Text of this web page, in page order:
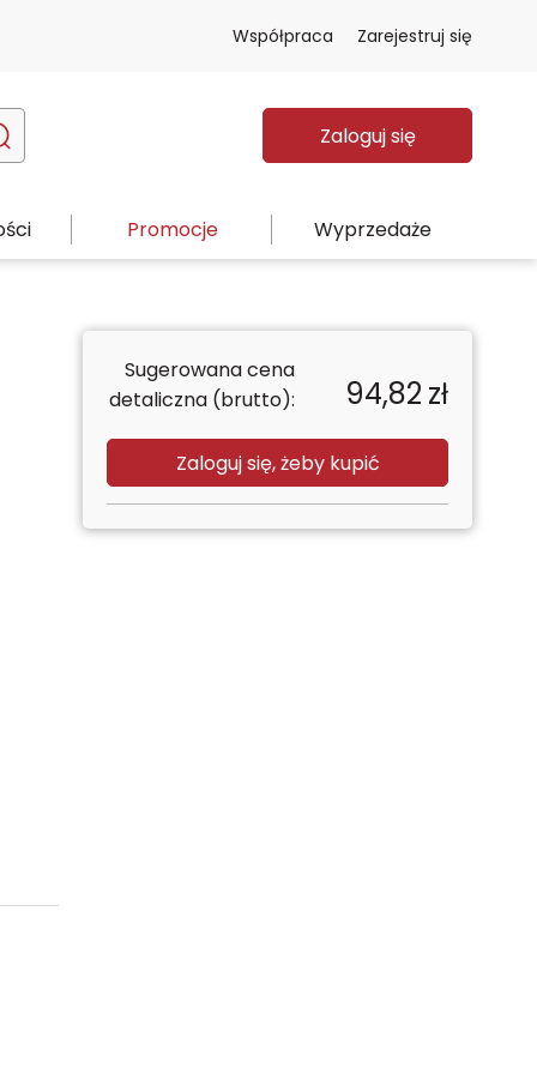
Współpraca Zarejestruj się
Zaloguj się
Promocje Wyprzedaże
Sugerowana cena
detaliczna (brutto):
94,82 zł
Zaloguj się, żeby kupić